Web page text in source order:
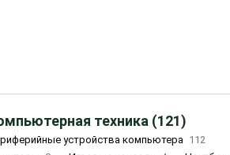
техника (121)
устройства компьютера 112